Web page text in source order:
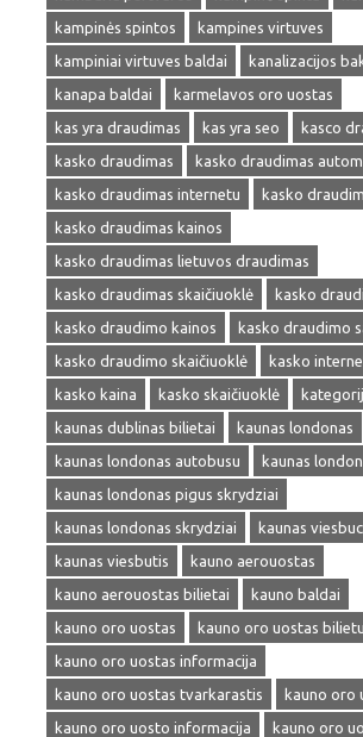
kampinės spintos
kampines virtuves
kampiniai virtuves baldai
kanalizacijos
kanapa baldai
karmelavos oro uostas
kas yra draudimas
kas yra seo
kasco
kasko draudimas
kasko draudimas
kasko draudimas internetu
kasko
kasko draudimas kainos
kasko draudimas lietuvos draudimas
kasko draudimas skaičiuoklė
kasko
kasko draudimo kainos
kasko draudimo
kasko draudimo skaičiuoklė
kasko
kasko kaina
kasko skaičiuoklė
kaunas dublinas bilietai
kaunas londonas
kaunas londonas autobusu
kaunas
kaunas londonas pigus skrydziai
kaunas londonas skrydziai
kaunas
kaunas viesbutis
kauno aerouostas
kauno aerouostas bilietai
kauno baldai
kauno oro uostas
kauno oro uostas
kauno oro uostas informacija
kauno oro uostas tvarkarastis
kauno oro
kauno oro uosto informacija
kauno oro